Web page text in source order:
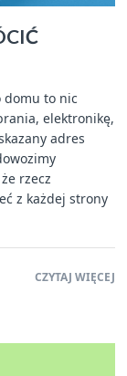
domu to nic
elektronikę,
adres
rzecz
z każdej strony
CZYTAJ WIĘCEJ